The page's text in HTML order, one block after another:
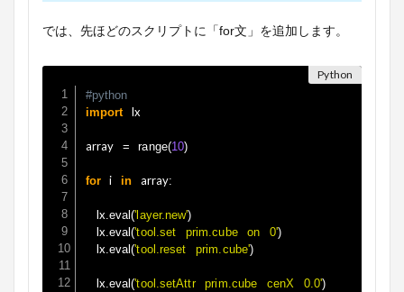
では、先ほどのスクリプトに「for文」を追加します。
#python
import lx
array = range(10)
for i in array:
	lx
.eval('layer.new')
	lx
.eval('tool.set prim.cube on 0')
	lx
.eval('tool.reset prim.cube')
	lx
.eval('tool.setAttr prim.cube cenX 0.0')